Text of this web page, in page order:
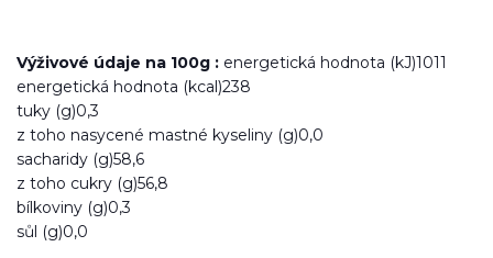
Výživové údaje na 100g : energetická hodnota (kJ)1011
energetická hodnota (kcal)238
tuky (g)0,3
z toho nasycené mastné kyseliny (g)0,0
sacharidy (g)58,6
z toho cukry (g)56,8
bílkoviny (g)0,3
sůl (g)0,0